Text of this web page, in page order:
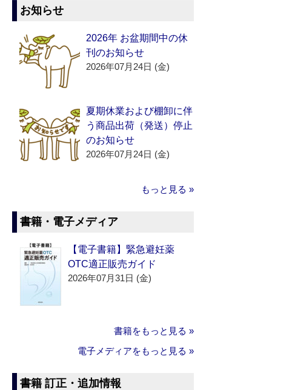
お知らせ
2026年 お盆期間中の休
刊のお知らせ
2026年07月24日 (金)
夏期休業および棚卸に伴
う商品出荷（発送）停止
のお知らせ
2026年07月24日 (金)
もっと見る »
書籍・電子メディア
【電子書籍】緊急避妊薬
OTC適正販売ガイド
2026年07月31日 (金)
書籍をもっと見る »
電子メディアをもっと見る »
書籍 訂正・追加情報